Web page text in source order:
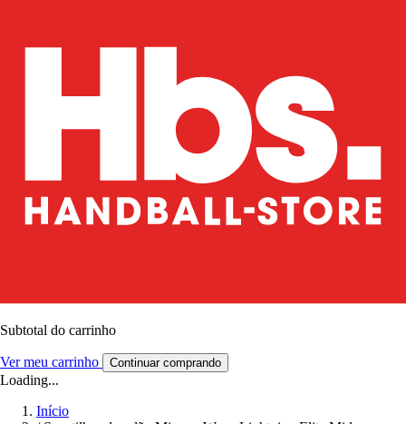
Subtotal do carrinho
Ver meu carrinho Continuar comprando
Loading...
Início